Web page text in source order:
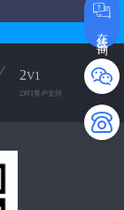
在线咨询
2V1
2对1客户支持